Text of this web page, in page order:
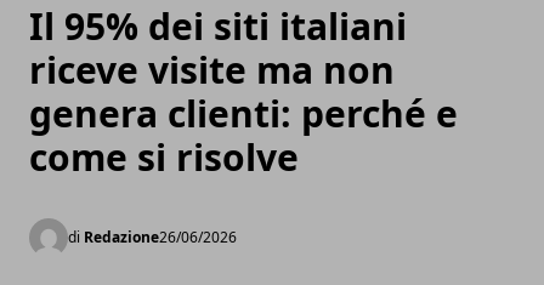
Il 95% dei siti italiani
riceve visite ma non
genera clienti: perché e
come si risolve
di Redazione26/06/2026